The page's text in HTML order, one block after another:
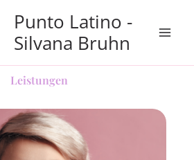
Punto Latino -
Silvana Bruhn
Leistungen